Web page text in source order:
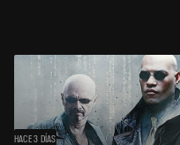
HACE 3 DÍAS